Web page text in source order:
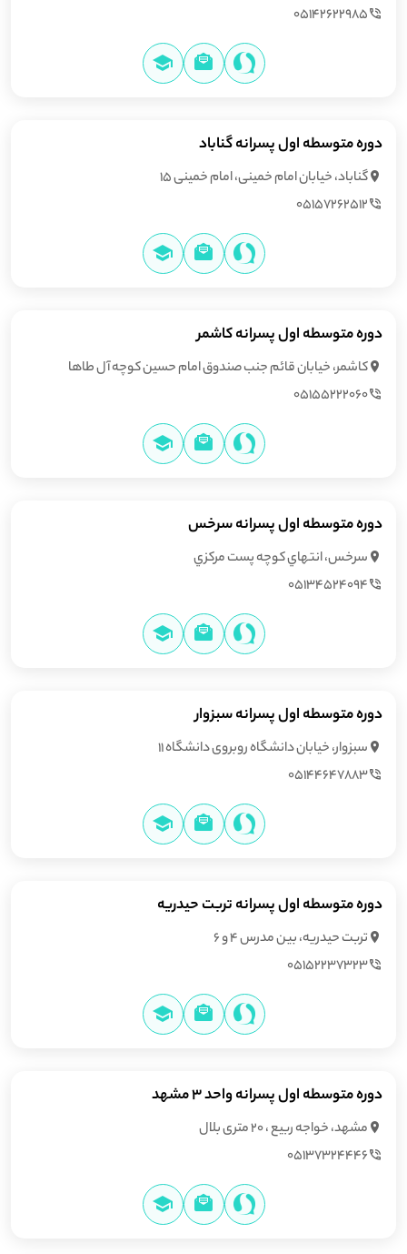
05142622985
دوره متوسطه اول پسرانه گناباد
گناباد، خیابان امام خمینی، امام خمینی ۱۵
۰۵۱۵۷۲۶۲۵۱۲
دوره متوسطه اول پسرانه کاشمر
کاشمر، خیابان قائم جنب صندوق امام حسين كوچه آل طاها
05155222060
دوره متوسطه اول پسرانه سرخس
سرخس، انتهاي كوچه پست مركزي
05134524094
دوره متوسطه اول پسرانه سبزوار
سبزوار، خیابان دانشگاه روبروی دانشگاه 11
05144647883
دوره متوسطه اول پسرانه تربت حیدریه
تربت حیدریه، بین مدرس 4 و 6
05152237323
دوره متوسطه اول پسرانه واحد 3 مشهد
مشهد، خواجه ربیع ، 20 متری بلال
05137324446